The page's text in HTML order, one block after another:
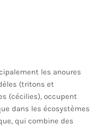
les anoures
(tritons et
(cécilies), occupent
dans les écosystèmes
qui combine des